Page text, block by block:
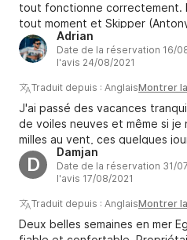
tout fonctionne correctement.
tout moment et Skipper
expérience et il était vraiment
(2 enfants pour une toute
J'espère pouvoir le refaire
Adrian
Date de la réservation 16/
l'avis 24/08/2021
Traduit depuis : AnglaisMontrer
J'ai passé des vacances
de voiles neuves et même si
milles au vent, ces quelques
magnifiques. L'équipe qui
communicative et tout s'est
D
Damjan
Date de la réservation 31/
l'avis 17/08/2021
Traduit depuis : AnglaisMontrer
Deux belles semaines en mer